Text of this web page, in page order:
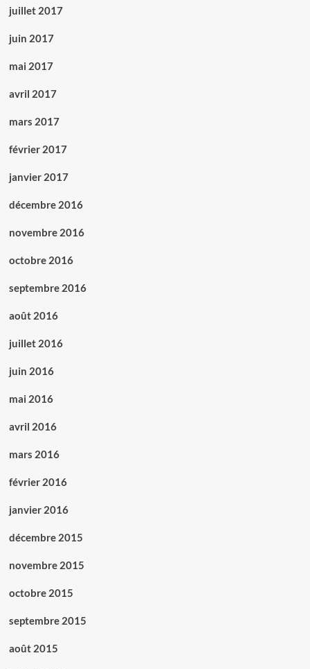
juillet 2017
juin 2017
mai 2017
avril 2017
mars 2017
février 2017
janvier 2017
décembre 2016
novembre 2016
octobre 2016
septembre 2016
août 2016
juillet 2016
juin 2016
mai 2016
avril 2016
mars 2016
février 2016
janvier 2016
décembre 2015
novembre 2015
octobre 2015
septembre 2015
août 2015